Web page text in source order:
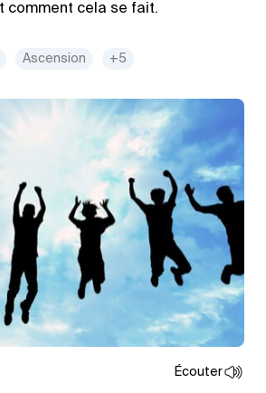
comment cela se fait.
Ascension +5
Écouter